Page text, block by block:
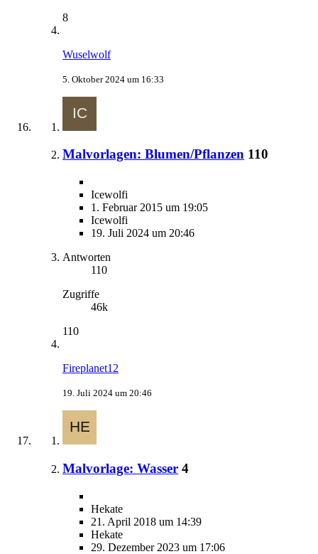
8
Wuselwolf
5. Oktober 2024 um 16:33
Malvorlagen: Blumen/Pflanzen 110
Icewolfi
1. Februar 2015 um 19:05
Icewolfi
19. Juli 2024 um 20:46
Antworten
110
Zugriffe
46k
110
Fireplanet12
19. Juli 2024 um 20:46
Malvorlage: Wasser 4
Hekate
21. April 2018 um 14:39
Hekate
29. Dezember 2023 um 17:06